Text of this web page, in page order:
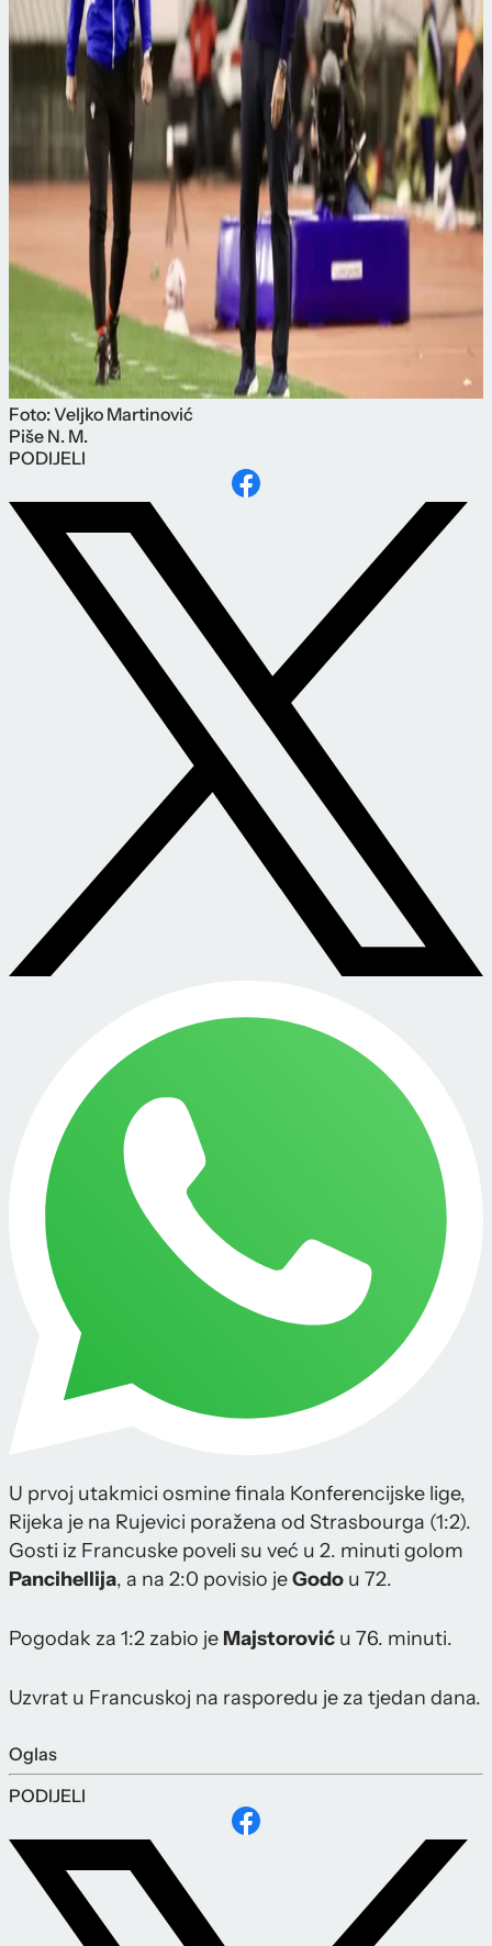
Foto: Veljko Martinović
Piše N. M.
PODIJELI
U prvoj utakmici osmine finala Konferencijske lige,
Rijeka je na Rujevici poražena od Strasbourga (1:2).
Gosti iz Francuske poveli su već u 2. minuti golom
Pancihellija, a na 2:0 povisio jeGodo u 72.
Pogodak za 1:2 zabio je Majstorović u 76. minuti.
Uzvrat u Francuskoj na rasporedu je za tjedan dana.
Oglas
PODIJELI